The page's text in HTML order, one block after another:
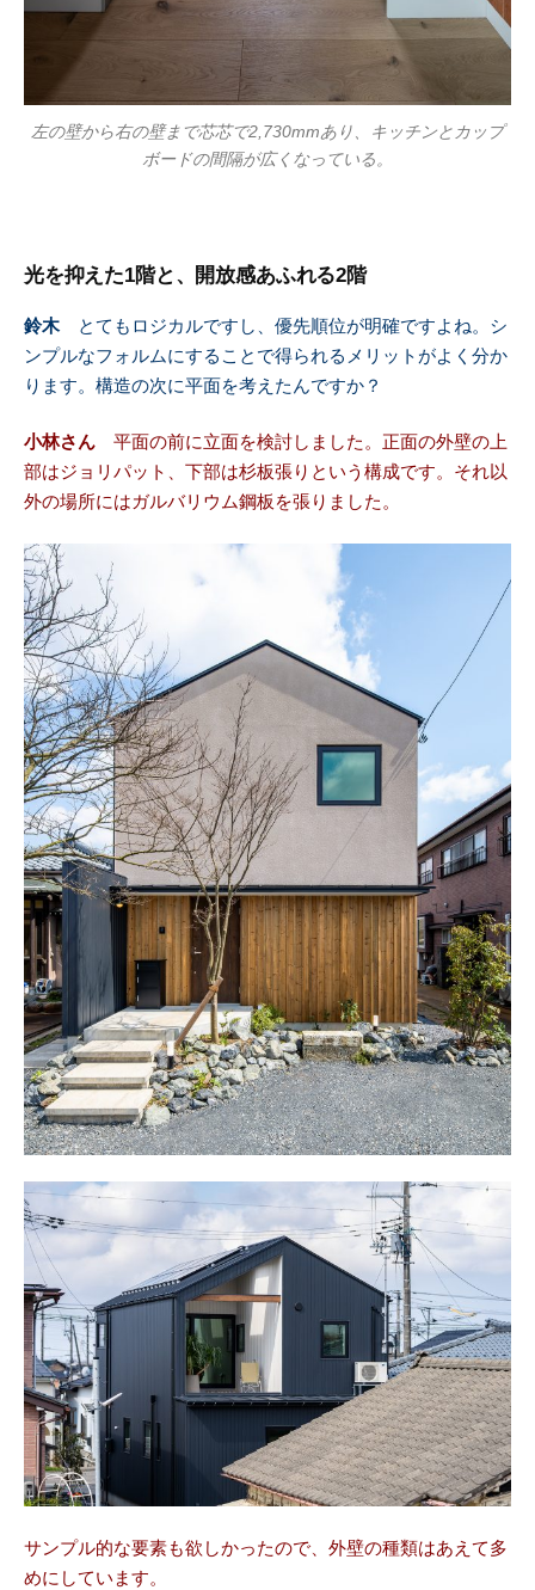
左の壁から右の壁まで芯芯で2,730mmあり、キッチンとカップ
ボードの間隔が広くなっている。
光を抑えた1階と、開放感あふれる2階
鈴木とてもロジカルですし、優先順位が明確ですよね。シ
ンプルなフォルムにすることで得られるメリットがよく分か
ります。構造の次に平面を考えたんですか？
小林さん 平面の前に立面を検討しました。正面の外壁の上
部はジョリパット、下部は杉板張りという構成です。それ以
外の場所にはガルバリウム鋼板を張りました。
サンプル的な要素も欲しかったので、外壁の種類はあえて多
めにしています。